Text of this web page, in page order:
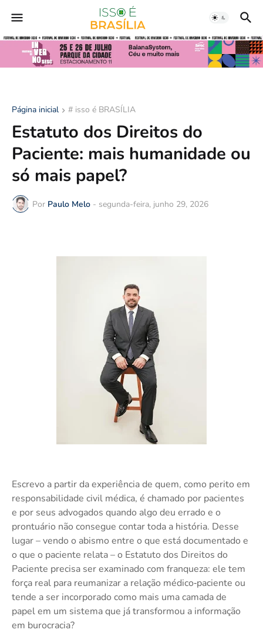
Página inicial # isso é BRASÍLIA
Estatuto dos Direitos do
Paciente: mais humanidade ou
só mais papel?
Por Paulo Melo - segunda-feira, junho 29, 2026
Escrevo a partir da experiência de quem, como perito em
responsabilidade civil médica, é chamado por pacientes
e por seus advogados quando algo deu errado e o
prontuário não consegue contar toda a história. Desse
lugar – vendo o abismo entre o que está documentado e
o que o paciente relata – o Estatuto dos Direitos do
Paciente precisa ser examinado com franqueza: ele tem
força real para reumanizar a relação médico‑paciente ou
tende a ser incorporado como mais uma camada de
papel em um sistema que já transformou a informação
em burocracia?